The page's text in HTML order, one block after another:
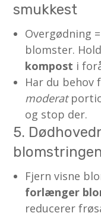
smukkest
Overgødning
blomster.
kompost i
Har du behov
moderat
og stop der.
5.
blomstringen
Fjern visne
forlænger
reducerer